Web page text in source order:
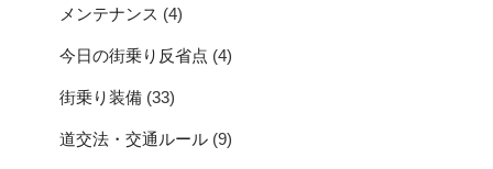
メンテナンス (4)
今日の街乗り反省点 (4)
街乗り装備 (33)
道交法・交通ルール (9)